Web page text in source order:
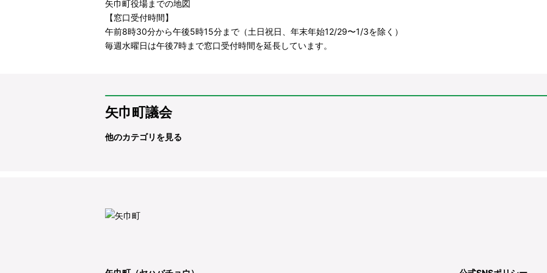
矢巾町役場までの地図
【窓口受付時間】
午前8時30分から午後5時15分まで（土日祝日、年末年始12/29〜1/3を除く）
毎週水曜日は午後7時まで窓口受付時間を延長しています。
矢巾町議会
他のカテゴリを見る